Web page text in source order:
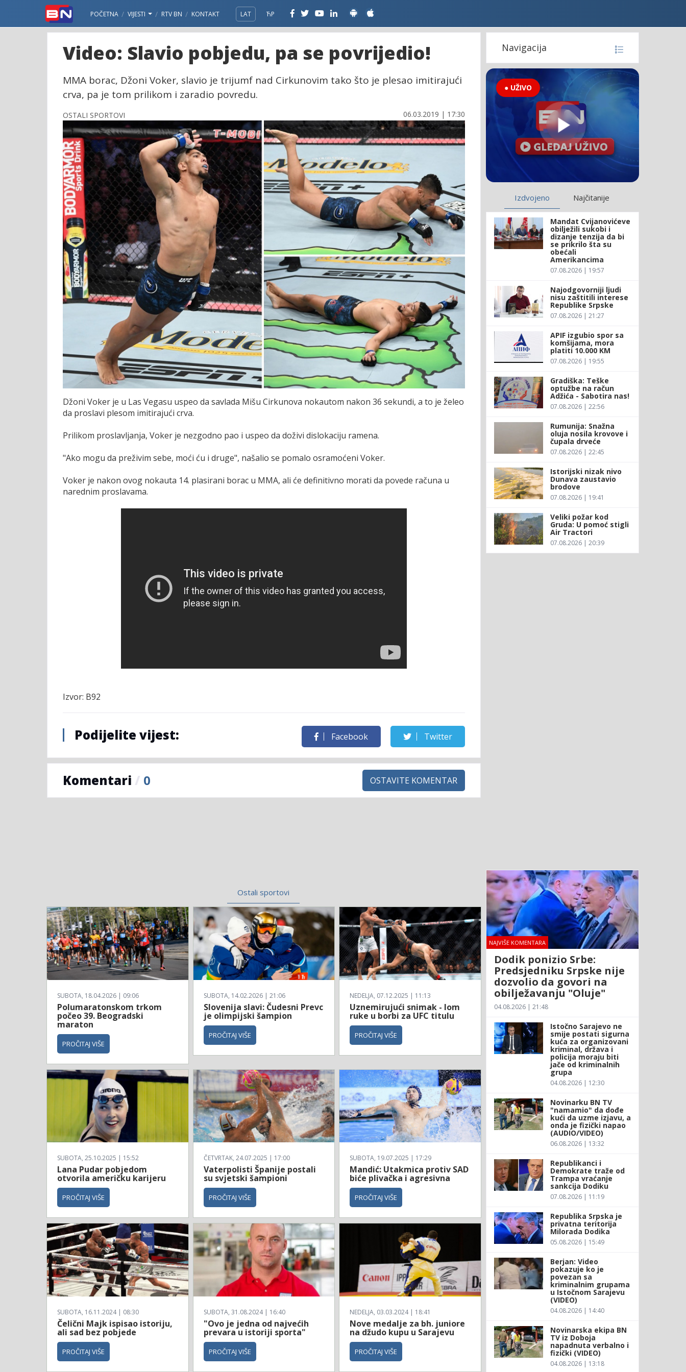
POČETNA VIJESTI RTV BN KONTAKT LAT ЋР
Video: Slavio pobjedu, pa se povrijedio!
MMA borac, Džoni Voker, slavio je trijumf nad Cirkunovim tako što je plesao imitirajući
crva, pa je tom prilikom i zaradio povredu.
OSTALI SPORTOVI 06.03.2019 | 17:30
Džoni Voker je u Las Vegasu uspeo da savlada Mišu Cirkunova nokautom nakon 36 sekundi, a to je želeo
da proslavi plesom imitirajući crva.
Prilikom proslavljanja, Voker je nezgodno pao i uspeo da doživi dislokaciju ramena.
"Ako mogu da preživim sebe, moći ću i druge", našalio se pomalo osramoćeni Voker.
Voker je nakon ovog nokauta 14. plasirani borac u MMA, ali će definitivno morati da povede računa u
narednim proslavama.
Izvor: B92
Podijelite vijest: Facebook Twitter
Komentari / 0 OSTAVITE KOMENTAR
Ostali sportovi
SUBOTA, 18.04.2026 | 09:06
Polumaratonskom trkom
počeo 39. Beogradski
maraton
PROČITAJ VIŠE
SUBOTA, 14.02.2026 | 21:06
Slovenija slavi: Čudesni Prevc
je olimpijski šampion
PROČITAJ VIŠE
NEDELJA, 07.12.2025 | 11:13
Uznemirujući snimak - lom
ruke u borbi za UFC titulu
PROČITAJ VIŠE
SUBOTA, 25.10.2025 | 15:52
Lana Pudar pobjedom
otvorila američku karijeru
PROČITAJ VIŠE
ČETVRTAK, 24.07.2025 | 17:00
Vaterpolisti Španije postali
su svjetski šampioni
PROČITAJ VIŠE
SUBOTA, 19.07.2025 | 17:29
Mandić: Utakmica protiv SAD
biće plivačka i agresivna
PROČITAJ VIŠE
SUBOTA, 16.11.2024 | 08:30
Čelični Majk ispisao istoriju,
ali sad bez pobjede
PROČITAJ VIŠE
SUBOTA, 31.08.2024 | 16:40
"Ovo je jedna od najvećih
prevara u istoriji sporta"
PROČITAJ VIŠE
NEDELJA, 03.03.2024 | 18:41
Nove medalje za bh. juniore
na džudo kupu u Sarajevu
PROČITAJ VIŠE
Navigacija
● UŽIVO
Izdvojeno Najčitanije
Mandat Cvijanovićeve
obilježili sukobi i
dizanje tenzija da bi
se prikrilo šta su
obećali
Amerikancima
07.08.2026 | 19:57
Najodgovorniji ljudi
nisu zaštitili interese
Republike Srpske
07.08.2026 | 21:27
APIF izgubio spor sa
komšijama, mora
platiti 10.000 KM
07.08.2026 | 19:55
Gradiška: Teške
optužbe na račun
Adžića - Sabotira nas!
07.08.2026 | 22:56
Rumunija: Snažna
oluja nosila krovove i
čupala drveće
07.08.2026 | 22:45
Istorijski nizak nivo
Dunava zaustavio
brodove
07.08.2026 | 19:41
Veliki požar kod
Gruda: U pomoć stigli
Air Tractori
07.08.2026 | 20:39
NAJVIŠE KOMENTARA
Dodik ponizio Srbe:
Predsjedniku Srpske nije
dozvolio da govori na
obilježavanju "Oluje"
04.08.2026 | 21:48
Istočno Sarajevo ne
smije postati sigurna
kuća za organizovani
kriminal, država i
policija moraju biti
jače od kriminalnih
grupa
04.08.2026 | 12:30
Novinarku BN TV
"namamio" da dođe
kući da uzme izjavu, a
onda je fizički napao
(AUDIO/VIDEO)
06.08.2026 | 13:32
Republikanci i
Demokrate traže od
Trampa vraćanje
sankcija Dodiku
07.08.2026 | 11:19
Republika Srpska je
privatna teritorija
Milorada Dodika
05.08.2026 | 15:49
Berjan: Video
pokazuje ko je
povezan sa
kriminalnim grupama
u Istočnom Sarajevu
(VIDEO)
04.08.2026 | 14:40
Novinarska ekipa BN
TV iz Doboja
napadnuta verbalno i
fizički (VIDEO)
04.08.2026 | 13:18